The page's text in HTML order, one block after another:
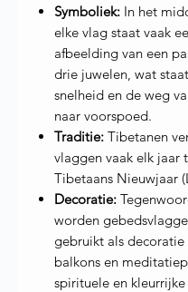
Symboliek: In het
elke vlag staat vaak
afbeelding van een
drie juwelen, wat
snelheid en de weg
naar voorspoed.
Traditie: Tibetanen
vlaggen vaak elk jaar
Tibetaans Nieuwjaar
Decoratie:
worden
gebruikt als decoratie
balkons en
spirituele en